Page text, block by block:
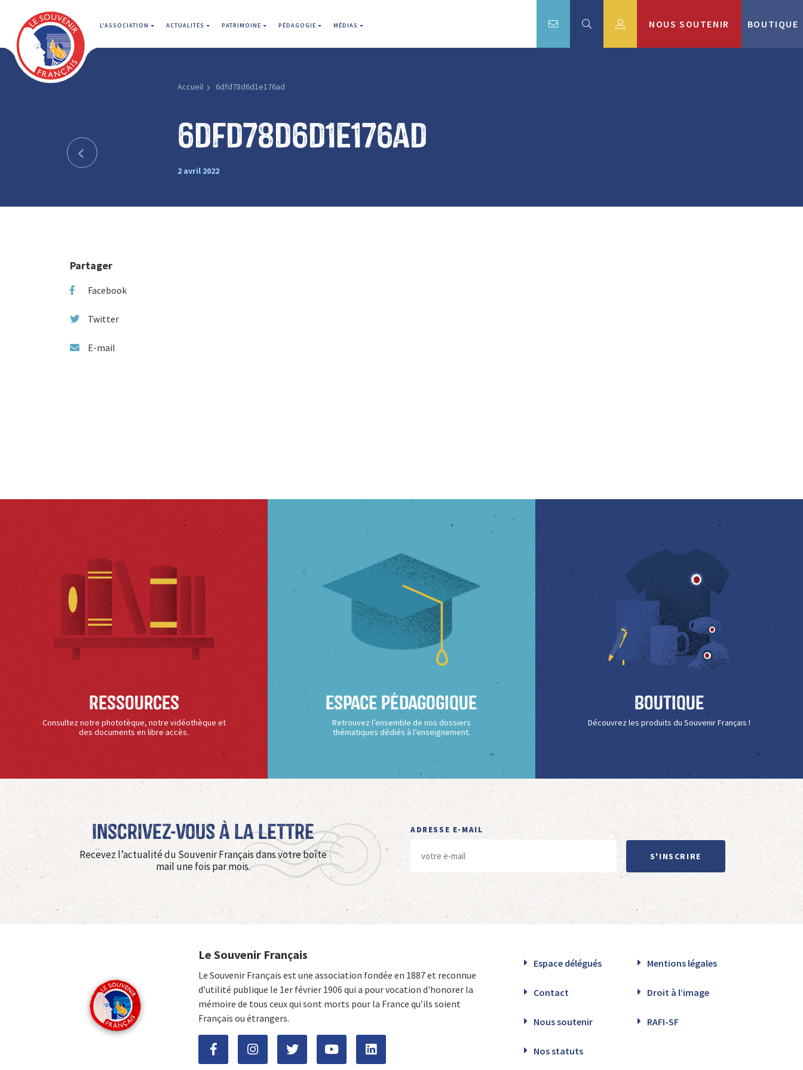
L'ASSOCIATION ACTUALITÉS PATRIMOINE PÉDAGOGIE MÉDIAS NOUS SOUTENIR BOUTIQUE
Accueil 6dfd78d6d1e176ad
6dfd78d6d1e176ad
2 avril 2022
Partager
Facebook
Twitter
E-mail
Ressources
Consultez notre phototèque, notre vidéothèque et
des documents en libre accès.
Espace Pédagogique
Retrouvez l’ensemble de nos dossiers
thématiques dédiés à l’enseignement.
Boutique
Découvrez les produits du Souvenir Français !
Inscrivez-vous à La Lettre
Recevez l’actualité du Souvenir Français dans votre boîte
mail une fois par mois.
ADRESSE E-MAIL
S'INSCRIRE
Le Souvenir Français
Le Souvenir Français est une association fondée en 1887 et reconnue
d’utilité publique le 1er février 1906 qui a pour vocation d'honorer la
mémoire de tous ceux qui sont morts pour la France qu’ils soient
Français ou étrangers.
Espace délégués Mentions légales
Contact Droit à l’image
Nous soutenir RAFI-SF
Nos statuts